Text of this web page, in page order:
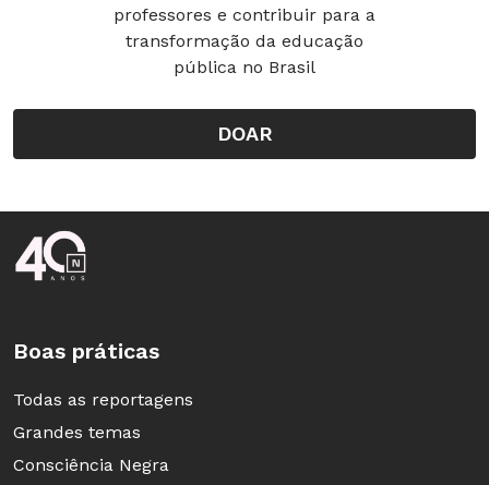
professores e contribuir para a
transformação da educação
pública no Brasil
DOAR
Rodapé da Nova Escola
Boas práticas
Todas as reportagens
Grandes temas
Consciência Negra